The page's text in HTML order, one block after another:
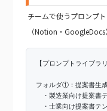
チームで使うプロンプ
（Notion・GoogleDocs
【プロンプトライブラ
フォルダ①：提案書生
・製造業向け提案書
・士業向け提案書テ